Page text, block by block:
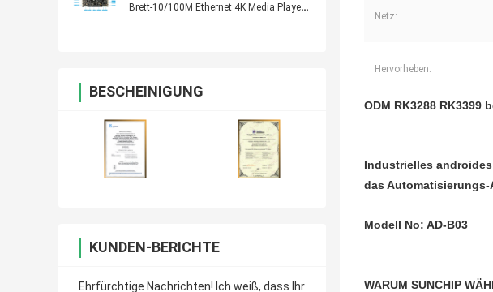
Brett-10/100M Ethernet 4K Media Player
BESCHEINIGUNG
KUNDEN-BERICHTE
Ehrfürchtige Nachrichten! Ich weiß, dass Ihr
Netz:
Hervorheben:
ODM RK3288 RK3399
Industrielles androides
das
Modell No: AD-B03
WARUM SUNCHIP